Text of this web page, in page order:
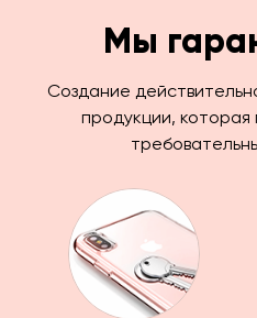
Мы
Создание
продукции,